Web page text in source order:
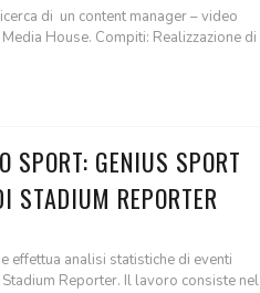
di un content manager – video
House. Compiti: Realizzazione di
SPORT: GENIUS SPORT
STADIUM REPORTER
effettua analisi statistiche di eventi
Reporter. Il lavoro consiste nel